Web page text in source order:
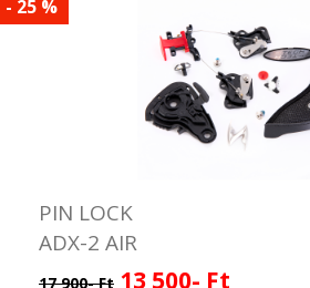
- 25 %
PIN LOCK
ADX-2 AIR
17 900- Ft 13 500- Ft